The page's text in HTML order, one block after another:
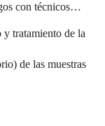
con técnicos…
tratamiento de la
de las muestras